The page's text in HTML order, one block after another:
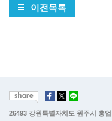
이전목록
26493 강원특별자치도 원주시 흥